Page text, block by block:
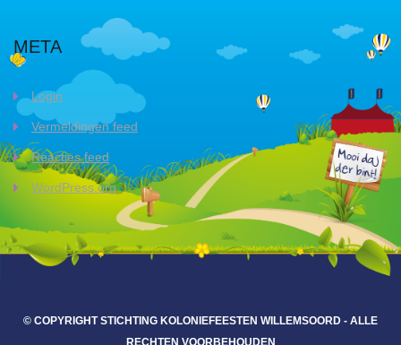
META
Login
Vermeldingen feed
Reacties feed
WordPress.org
© COPYRIGHT STICHTING KOLONIEFEESTEN WILLEMSOORD - ALLE
RECHTEN VOORBEHOUDEN